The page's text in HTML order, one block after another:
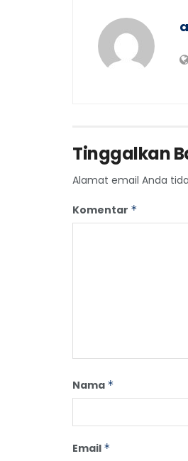
Tinggalkan
Alamat email Anda
Komentar *
Nama *
Email *